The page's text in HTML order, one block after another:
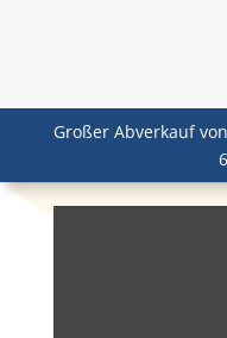
Großer Abverkauf